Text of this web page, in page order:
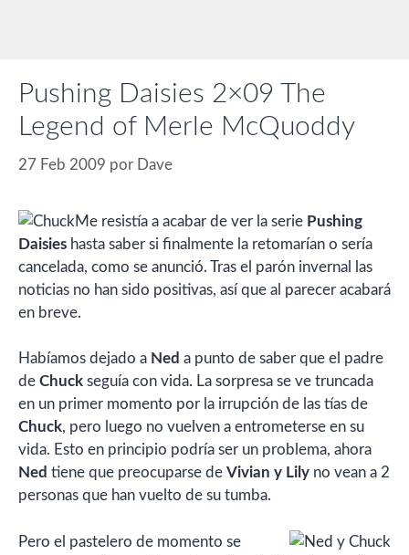
Pushing Daisies 2×09 The
Legend of Merle McQuoddy
27 Feb 2009 por Dave
Me resistía a acabar de ver la serie Pushing
Daisies hasta saber si finalmente la retomarían o sería
cancelada, como se anunció. Tras el parón invernal las
noticias no han sido positivas, así que al parecer acabará
en breve.
Habíamos dejado a Ned a punto de saber que el padre
de Chuck seguía con vida. La sorpresa se ve truncada
en un primer momento por la irrupción de las tías de
Chuck, pero luego no vuelven a entrometerse en su
vida. Esto en principio podría ser un problema, ahora
Ned tiene que preocuparse de Vivian y Lily no vean a 2
personas que han vuelto de su tumba.
Pero el pastelero de momento se